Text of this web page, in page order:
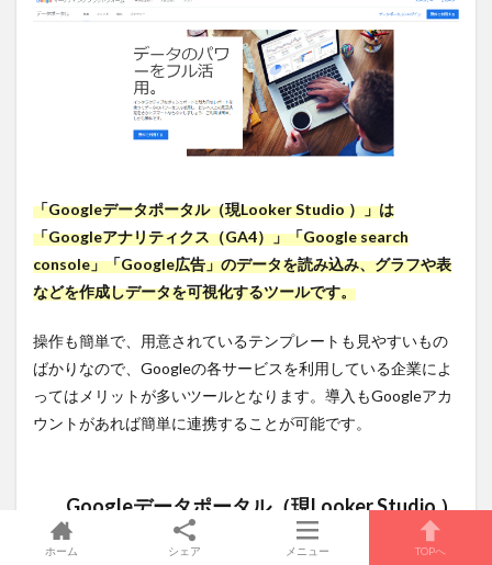
「Googleデータポータル（現Looker Studio ）」は
「Googleアナリティクス（GA4）」「Google search
console」「Google広告」のデータを読み込み、グラフや表
などを作成しデータを可視化するツールです。
操作も簡単で、用意されているテンプレートも見やすいもの
ばかりなので、Googleの各サービスを利用している企業によ
ってはメリットが多いツールとなります。導入もGoogleアカ
ウントがあれば簡単に連携することが可能です。
Googleデータポータル（現Looker Studio ）
を活用する3つのメリット
ホーム シェア メニュー TOPへ